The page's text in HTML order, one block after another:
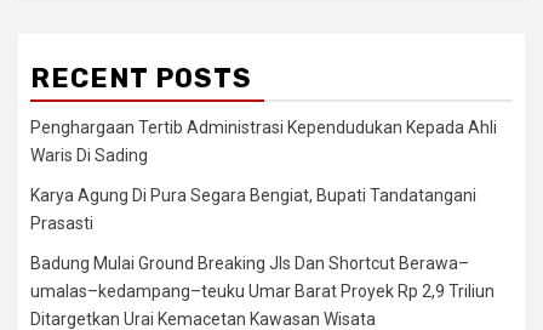
RECENT POSTS
Penghargaan Tertib Administrasi Kependudukan Kepada Ahli
Waris Di Sading
Karya Agung Di Pura Segara Bengiat, Bupati Tandatangani
Prasasti
Badung Mulai Ground Breaking Jls Dan Shortcut Berawa–
umalas–kedampang–teuku Umar Barat Proyek Rp 2,9 Triliun
Ditargetkan Urai Kemacetan Kawasan Wisata